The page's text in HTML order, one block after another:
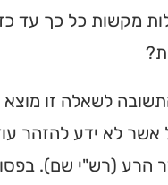
מקשות כל כך עד
לשאלה זו מוצא
אשר לא ידע להזהר
הרע (רש"י שם).